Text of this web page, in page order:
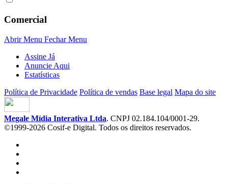
Comercial
Abrir Menu Fechar Menu
Assine Já
Anuncie Aqui
Estatísticas
Política de Privacidade Política de vendas Base legal Mapa do site
Megale Mídia Interativa Ltda. CNPJ 02.184.104/0001-29.
©1999-2026 Cosif-e Digital. Todos os direitos reservados.